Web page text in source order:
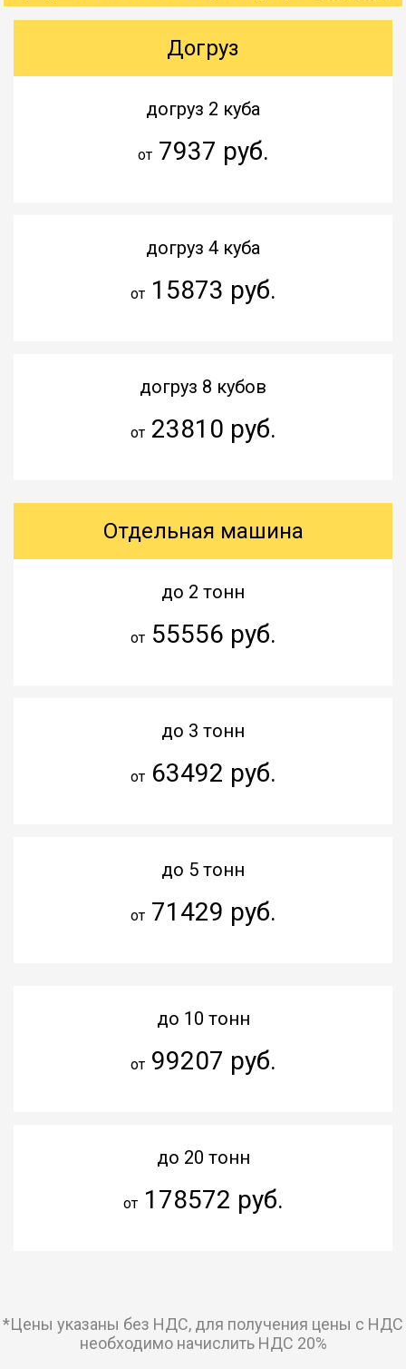
Догруз
догруз 2 куба
от7937 руб.
догруз 4 куба
от15873 руб.
догруз 8 кубов
от23810 руб.
Отдельная машина
до 2 тонн
от55556 руб.
до 3 тонн
от63492 руб.
до 5 тонн
от71429 руб.
до 10 тонн
от99207 руб.
до 20 тонн
от178572 руб.
*Цены указаны без НДС, для получения цены с НДС
необходимо начислить НДС 20%